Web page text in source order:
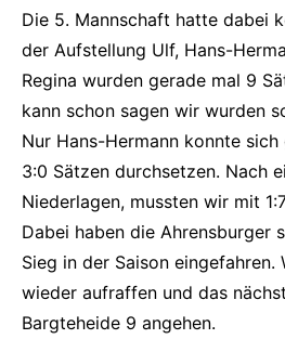
Die 5. Mannschaft hatte dabei
der Aufstellung Ulf, Hans-
Regina wurden gerade mal 9
kann schon sagen wir wurden
Nur Hans-Hermann konnte
3:0 Sätzen durchsetzen. Nach
Niederlagen, mussten wir mit
Dabei haben die Ahrensburger
Sieg in der Saison eingefahren.
wieder aufraffen und das
Bargteheide 9 angehen.